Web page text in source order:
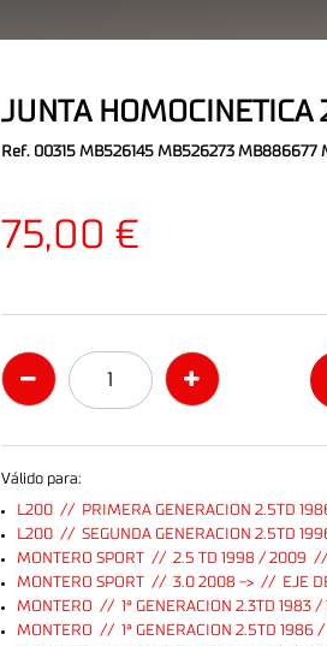
JUNTA HOMOCINETICA
Ref. 00315 MB526145 MB526273
75,00 €
Válido para:
L200 // PRIMERA GENERACION 2.5TD
L200 // SEGUNDA GENERACION 2.5TD
MONTERO SPORT // 2.5 TD 1998 / 2009 //
MONTERO SPORT // 3.0 2008 -> // EJE
MONTERO // 1ª GENERACION 2.3TD 1983
MONTERO // 1ª GENERACION 2.5TD 1986